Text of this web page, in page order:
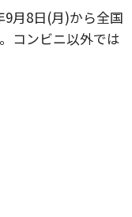
9月8日(月)から全国
コンビニ以外では